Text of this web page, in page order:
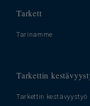
Tarkett
Tarinamme
Tarkettin
Tarkettin kestävyystyö